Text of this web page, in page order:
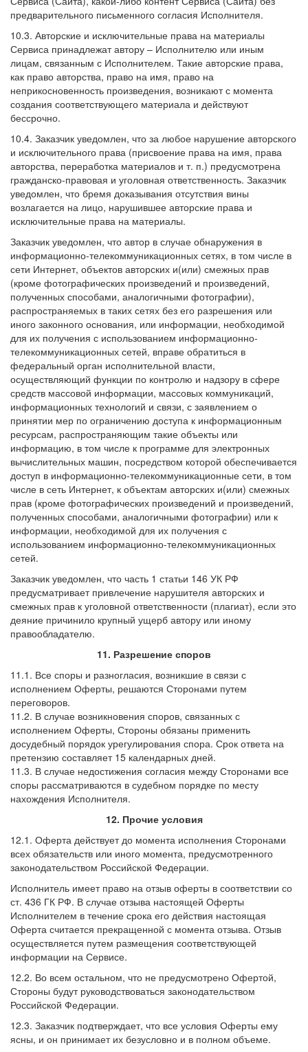
предварительного письменного согласия Исполнителя.
10.3. Авторские и исключительные права на материалы
Сервиса принадлежат автору – Исполнителю или иным
лицам, связанным с Исполнителем. Такие авторские права,
как право авторства, право на имя, право на
неприкосновенность произведения, возникают с момента
создания соответствующего материала и действуют
бессрочно.
10.4. Заказчик уведомлен, что за любое нарушение авторского
и исключительного права (присвоение права на имя, права
авторства, переработка материалов и т. п.) предусмотрена
гражданско-правовая и уголовная ответственность. Заказчик
уведомлен, что бремя доказывания отсутствия вины
возлагается на лицо, нарушившее авторские права и
исключительные права на материалы.
Заказчик уведомлен, что автор в случае обнаружения в
информационно-телекоммуникационных сетях, в том числе в
сети Интернет, объектов авторских и(или) смежных прав
(кроме фотографических произведений и произведений,
полученных способами, аналогичными фотографии),
распространяемых в таких сетях без его разрешения или
иного законного основания, или информации, необходимой
для их получения с использованием информационно-
телекоммуникационных сетей, вправе обратиться в
федеральный орган исполнительной власти,
осуществляющий функции по контролю и надзору в сфере
средств массовой информации, массовых коммуникаций,
информационных технологий и связи, с заявлением о
принятии мер по ограничению доступа к информационным
ресурсам, распространяющим такие объекты или
информацию, в том числе к программе для электронных
вычислительных машин, посредством которой обеспечивается
доступ в информационно-телекоммуникационные сети, в том
числе в сеть Интернет, к объектам авторских и(или) смежных
прав (кроме фотографических произведений и произведений,
полученных способами, аналогичными фотографии) или к
информации, необходимой для их получения с
использованием информационно-телекоммуникационных
сетей.
Заказчик уведомлен, что часть 1 статьи 146 УК РФ
предусматривает привлечение нарушителя авторских и
смежных прав к уголовной ответственности (плагиат), если это
деяние причинило крупный ущерб автору или иному
правообладателю.
11. Разрешение споров
11.1. Все споры и разногласия, возникшие в связи с
исполнением Оферты, решаются Сторонами путем
переговоров.
11.2. В случае возникновения споров, связанных с
исполнением Оферты, Стороны обязаны применить
досудебный порядок урегулирования спора. Срок ответа на
претензию составляет 15 календарных дней.
11.3. В случае недостижения согласия между Сторонами все
споры рассматриваются в судебном порядке по месту
нахождения Исполнителя.
12. Прочие условия
12.1. Оферта действует до момента исполнения Сторонами
всех обязательств или иного момента, предусмотренного
законодательством Российской Федерации.
Исполнитель имеет право на отзыв оферты в соответствии со
ст. 436 ГК РФ. В случае отзыва настоящей Оферты
Исполнителем в течение срока его действия настоящая
Оферта считается прекращенной с момента отзыва. Отзыв
осуществляется путем размещения соответствующей
информации на Сервисе.
12.2. Во всем остальном, что не предусмотрено Офертой,
Стороны будут руководствоваться законодательством
Российской Федерации.
12.3. Заказчик подтверждает, что все условия Оферты ему
ясны, и он принимает их безусловно и в полном объеме.